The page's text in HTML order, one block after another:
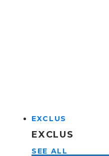
EXCLUS
EXCLUS
SEE ALL